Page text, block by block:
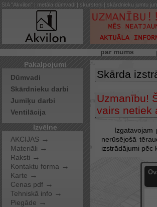
SIA "Akvilon" | metāla dūmvadi | skursteņi | skārdnieku jumtu
par mums
Pakalpojumi
Dūmvadi
Skārdnieku darbi
Jumiķu darbi
Ventilācija
Izvēlne
AKCIJAS →
Materiāli →
Raksti →
Kontaktu forma →
Karte →
Cenas pdf →
Tehniskā info →
Piegāde →
Skārda
Uzmanību!
vairs netiek
Izgatavojam
nerūsējošā
izstrādājumi pēc